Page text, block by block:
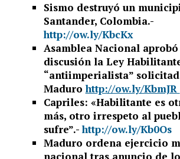
Sismo destruyó un
Santander, Colombia.-
http://ow.ly/KbcKx
Asamblea Nacional
discusión la Ley
“antiimperialista”
Madurohttp://ow.ly/KbmJR
Capriles: «Habilitante es
más, otro irrespeto al
sufre”.-http://ow.ly/Kb0Os
Maduro ordena ejercicio